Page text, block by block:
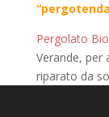
Pergolato
Verande, per
riparato da